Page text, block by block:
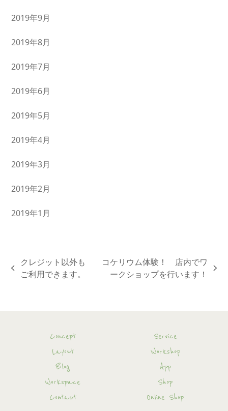
2019年9月
2019年8月
2019年7月
2019年6月
2019年5月
2019年4月
2019年3月
2019年2月
2019年1月
previous
クレジット以外も
ご利用できます。
next
コケリウム体験！ 店内でワ
ークショップを行います！
Concept
Service
Layout
Workshop
Blog
App
Workspace
Shop
Contact
Online Shop